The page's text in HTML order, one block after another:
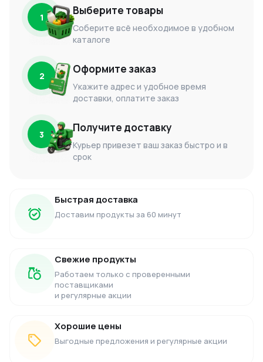
1 Выберите товары
Соберите всё необходимое в удобном
каталоге
2 Оформите заказ
Укажите адрес и удобное время
доставки, оплатите заказ
3 Получите доставку
Курьер привезет ваш заказ быстро и в
срок
Быстрая доставка
Доставим продукты за 60 минут
Свежие продукты
Работаем только с проверенными
поставщиками
и регулярные акции
Хорошие цены
Выгодные предложения и регулярные акции